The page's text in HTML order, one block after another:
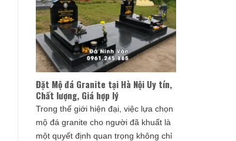
Đặt Mộ đá Granite tại Hà Nội Uy tín,
Chất lượng, Giá hợp lý
Trong thế giới hiện đại, việc lựa chọn
mộ đá granite cho người đã khuất là
một quyết định quan trọng không chỉ